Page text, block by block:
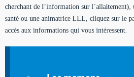
cherchant de l’information sur l’allaitement),
santé ou une animatrice LLL, cliquez sur le
accès aux informations qui vous intéressent.